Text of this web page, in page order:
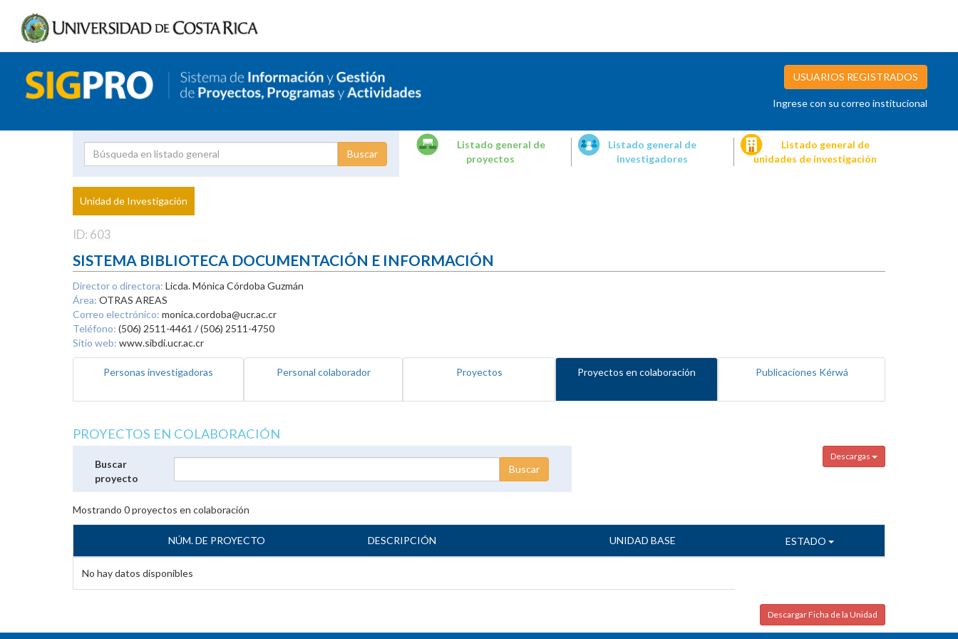
USUARIOS REGISTRADOS
Ingrese con su correo institucional
Proyecto
Investigador
Listado general de
proyectos
Listado general de
investigadores
Listado general de
unidades de investigación
Unidad de Investigación
ID: 603
SISTEMA BIBLIOTECA DOCUMENTACIÓN E INFORMACIÓN
Director o directora: Licda. Mónica Córdoba Guzmán
Área: OTRAS AREAS
Correo electrónico: monica.cordoba@ucr.ac.cr
Teléfono: (506) 2511-4461 / (506) 2511-4750
Sitio web: www.sibdi.ucr.ac.cr
Personas investigadoras Personal colaborador Proyectos Proyectos en colaboración Publicaciones Kérwá
PROYECTOS EN COLABORACIÓN
Descargas
Buscar
proyecto
Mostrando 0proyectos en colaboración
NÚM. DE PROYECTO DESCRIPCIÓN UNIDAD BASE ESTADO
No hay datos disponibles
Descargar Ficha de la Unidad